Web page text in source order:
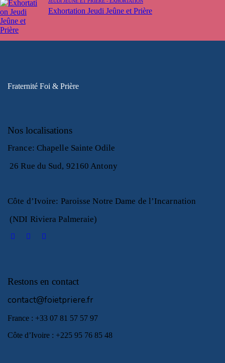
Exhortation Jeudi Jeûne et Prière
Fraternité Foi & Prière
Nos localisations
France: Chapelle Sainte Odile
26 Rue du Sud, 92160 Antony
Côte d’Ivoire: Paroisse Notre Dame de l’Incarnation
(NDI Riviera Palmeraie)
Restons en contact
contact@foietpriere.fr
France : +33 07 81 57 57 97
Côte d’Ivoire : +225 95 76 85 48